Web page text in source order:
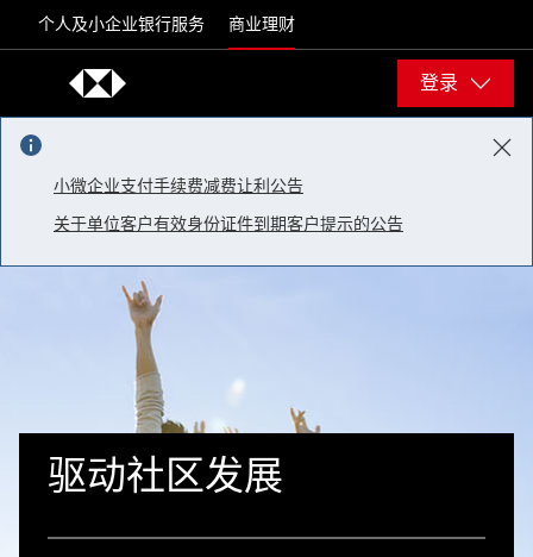
个人及小企业银行服务 商业理财
登录
小微企业支付手续费减费让利公告
关于单位客户有效身份证件到期客户提示的公告
驱动社区发展